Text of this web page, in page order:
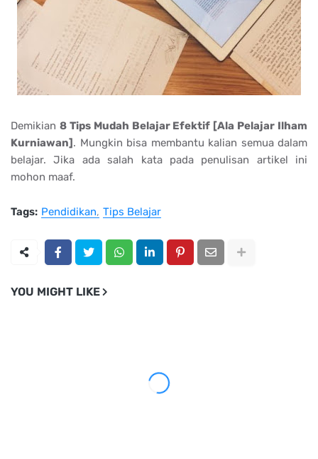
Demikian 8 Tips Mudah Belajar Efektif [Ala Pelajar Ilham
Kurniawan]. Mungkin bisa membantu kalian semua dalam
belajar. Jika ada salah kata pada penulisan artikel ini
mohon maaf.
Tags: Pendidikan Tips Belajar
YOU MIGHT LIKE